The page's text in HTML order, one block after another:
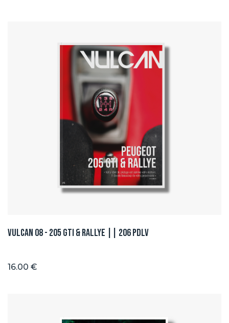
Vulcan 08 - 205 GTI & Rallye || 206 PDLV
16.00 €